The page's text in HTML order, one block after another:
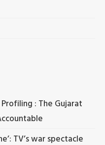
: The Gujarat
TV’s war spectacle